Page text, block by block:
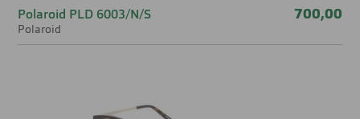
Polaroid PLD 6003/N/S
Polaroid
700,00